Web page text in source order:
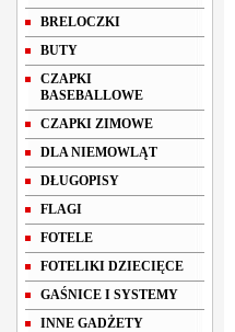
BRELOCZKI
BUTY
CZAPKI
BASEBALLOWE
CZAPKI ZIMOWE
DLA NIEMOWLĄT
DŁUGOPISY
FLAGI
FOTELE
FOTELIKI DZIECIĘCE
GAŚNICE I SYSTEMY
INNE GADŻETY